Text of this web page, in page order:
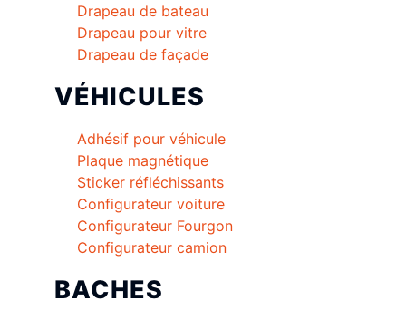
Drapeau de bateau
Drapeau pour vitre
Drapeau de façade
VÉHICULES
Adhésif pour véhicule
Plaque magnétique
Sticker réfléchissants
Configurateur voiture
Configurateur Fourgon
Configurateur camion
BACHES